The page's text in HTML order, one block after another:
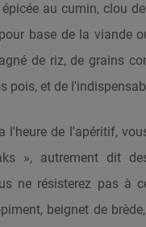
au cumin, clou
base de la viande
de riz, de grains
pois, et de
l'heure de l'apéritif,
», autrement dit
ne résisterez pas à
beignet de